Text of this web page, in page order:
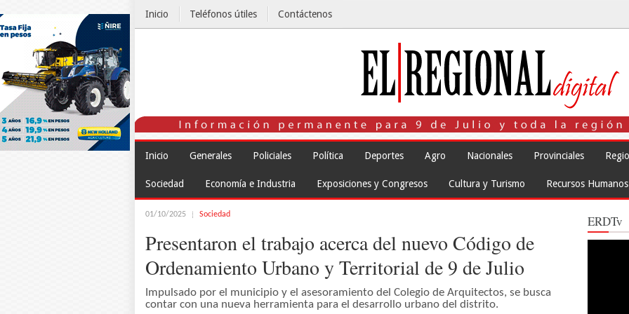
Inicio Teléfonos útiles Contáctenos
Inicio Generales Policiales Política Deportes Agro Nacionales Provinciales
Sociedad Economía e Industria Exposiciones y Congresos Cultura y Turismo Recursos Humanos
01/10/2025 Sociedad
Presentaron el trabajo acerca del nuevo Código de
Ordenamiento Urbano y Territorial de 9 de Julio
Impulsado por el municipio y el asesoramiento del Colegio de Arquitectos, se busca
contar con una nueva herramienta para el desarrollo urbano del distrito.
ERDTv